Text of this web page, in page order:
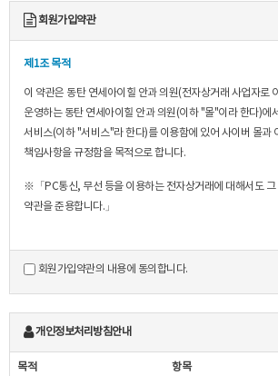
회원가입약관
제1조 목적
이 약관은 동탄 연세아이힐 안과 의원(전자상거래 사업자로
운영하는 동탄 연세아이힐 안과 의원(이하 "몰"이라 한다)에
서비스(이하 "서비스"라 한다)를 이용함에 있어 사이버 몰과
책임사항을 규정함을 목적으로 합니다.
※「PC통신, 무선 등을 이용하는 전자상거래에 대해서도 그
약관을 준용합니다.」
제2조 정의
영업장을 말하며, 아울러 사이버몰을 운영하는 사업자의 의
"이용자"란 "몰"에 접속하여 이 약관에 따라 "몰"이 제공하는
비회원을 말합니다.
회원가입약관의 내용에 동의합니다.
개인정보처리방침안내
목적 항목